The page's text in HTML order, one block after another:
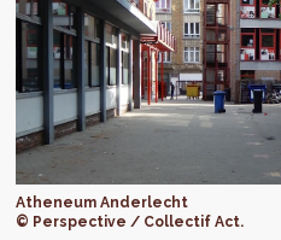
Atheneum Anderlecht
© Perspective / Collectif Act.